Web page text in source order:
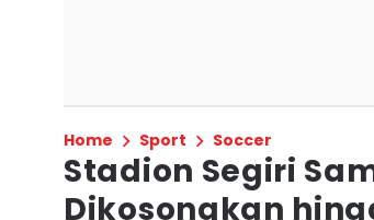
Home Sport Soccer
Stadion Segiri
Dikosongkan